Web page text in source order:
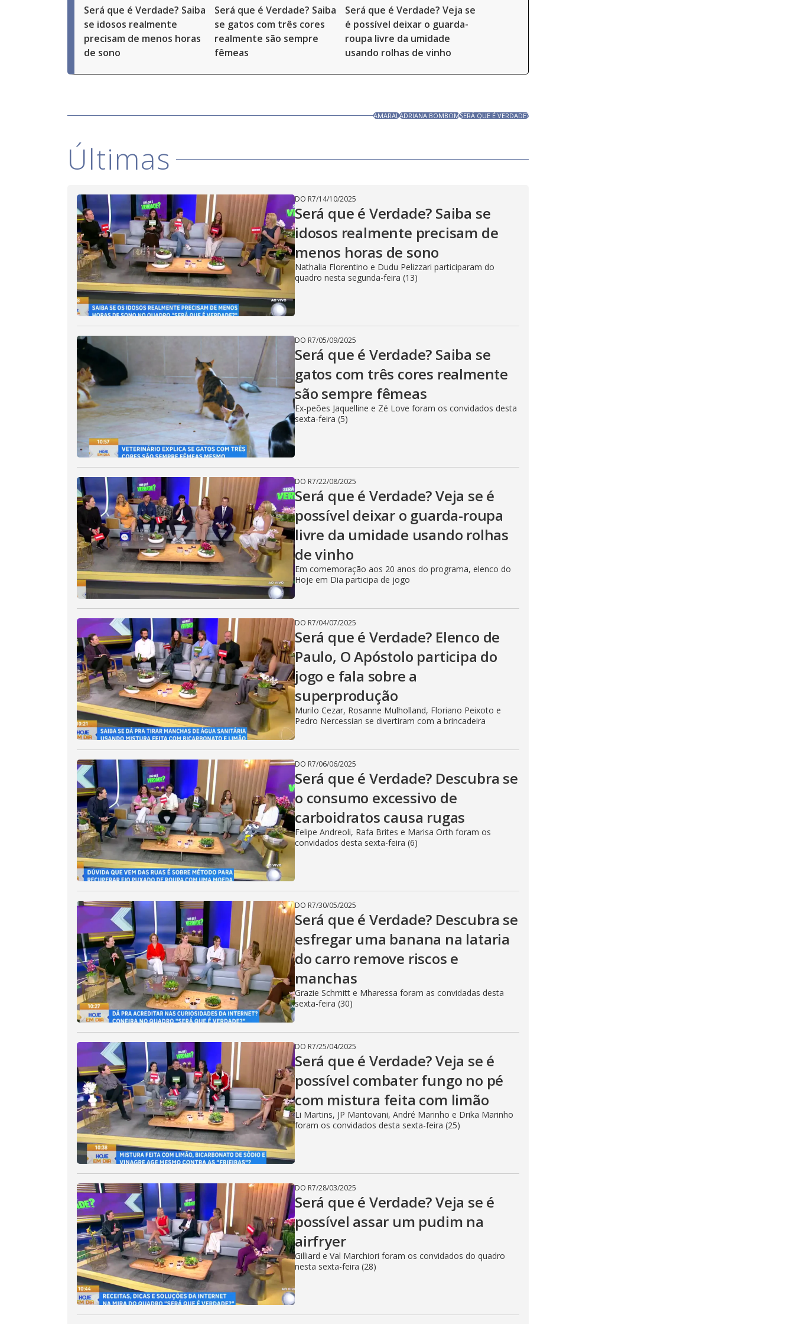
Será que é Verdade? Saiba
se idosos realmente
precisam de menos horas
de sono
Será que é Verdade? Saiba
se gatos com três cores
realmente são sempre
fêmeas
Será que é Verdade? Veja se
é possível deixar o guarda-
roupa livre da umidade
usando rolhas de vinho
AMARALADRIANA BOMBOMSERÁ QUE É VERDADE?
Últimas
DO R7/14/10/2025
Será que é Verdade? Saiba se
idosos realmente precisam de
menos horas de sono
Nathalia Florentino e Dudu Pelizzari participaram do
quadro nesta segunda-feira (13)
DO R7/05/09/2025
Será que é Verdade? Saiba se
gatos com três cores realmente
são sempre fêmeas
Ex-peões Jaquelline e Zé Love foram os convidados desta
sexta-feira (5)
DO R7/22/08/2025
Será que é Verdade? Veja se é
possível deixar o guarda-roupa
livre da umidade usando rolhas
de vinho
Em comemoração aos 20 anos do programa, elenco do
Hoje em Dia participa de jogo
DO R7/04/07/2025
Será que é Verdade? Elenco de
Paulo, O Apóstolo participa do
jogo e fala sobre a
superprodução
Murilo Cezar, Rosanne Mulholland, Floriano Peixoto e
Pedro Nercessian se divertiram com a brincadeira
DO R7/06/06/2025
Será que é Verdade? Descubra se
o consumo excessivo de
carboidratos causa rugas
Felipe Andreoli, Rafa Brites e Marisa Orth foram os
convidados desta sexta-feira (6)
DO R7/30/05/2025
Será que é Verdade? Descubra se
esfregar uma banana na lataria
do carro remove riscos e
manchas
Grazie Schmitt e Mharessa foram as convidadas desta
sexta-feira (30)
DO R7/25/04/2025
Será que é Verdade? Veja se é
possível combater fungo no pé
com mistura feita com limão
Li Martins, JP Mantovani, André Marinho e Drika Marinho
foram os convidados desta sexta-feira (25)
DO R7/28/03/2025
Será que é Verdade? Veja se é
possível assar um pudim na
airfryer
Gilliard e Val Marchiori foram os convidados do quadro
nesta sexta-feira (28)